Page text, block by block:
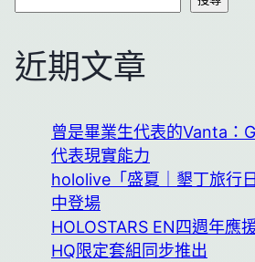
近期文章
曾是畢業生代表的Vanta：
代表現實能力
hololive「盛夏｜墾丁旅行
中登場
HOLOSTARS EN四週年應
HQ限定套組同步推出